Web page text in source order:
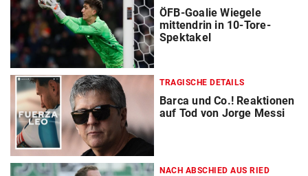
ÖFB-Goalie Wiegele
mittendrin in 10-Tore-
Spektakel
TRAGISCHE DETAILS
Barca und Co.! Reaktionen
auf Tod von Jorge Messi
NACH ABSCHIED AUS RIED